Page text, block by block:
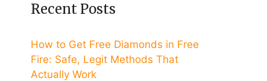
Recent Posts
How to Get Free Diamonds in Free
Fire: Safe, Legit Methods That
Actually Work